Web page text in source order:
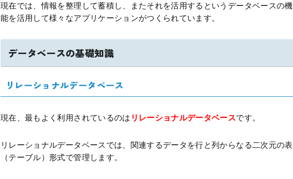
現在では、情報を整理して蓄積し、またそれを活用するというデータベースの機
能を活用して様々なアプリケーションがつくられています。
データベースの基礎知識
リレーショナルデータベース
現在、最もよく利用されているのは リレーショナルデータベースです。
リレーショナルデータベースでは、関連するデータを行と列からなる二次元の表
（テーブル）形式で管理します。